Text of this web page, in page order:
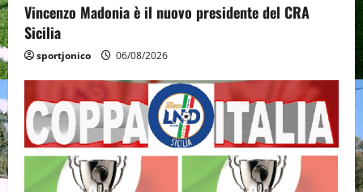
Vincenzo Madonia è il nuovo presidente del CRA
Sicilia
sportjonico 06/08/2026